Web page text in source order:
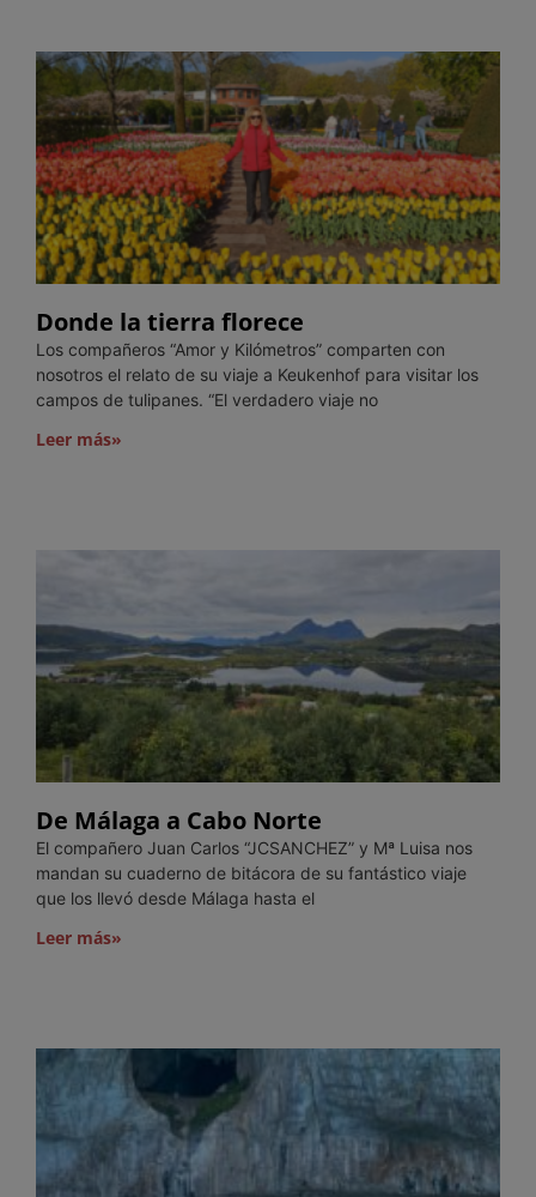
Donde la tierra florece
Los compañeros “Amor y Kilómetros” comparten con
nosotros el relato de su viaje a Keukenhof para visitar los
campos de tulipanes. “El verdadero viaje no
Leer más»
De Málaga a Cabo Norte
El compañero Juan Carlos “JCSANCHEZ” y Mª Luisa nos
mandan su cuaderno de bitácora de su fantástico viaje
que los llevó desde Málaga hasta el
Leer más»